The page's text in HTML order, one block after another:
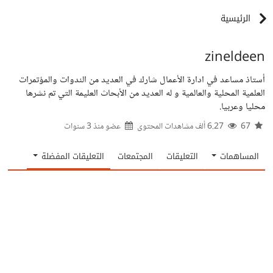
الرئيسية
zineldeen
أستاذ مساعد في ادارة الأعمال شارك في العديد من الندوات والمؤتمرات
العلمية المحلية والعالمية و له العديد من الأبحاث العليمة التي تم نشرها
محليا وعربيا.
عضو منذ3 سنوات
المساهمات التعليقات المجتمعات التعليقات المفضلة